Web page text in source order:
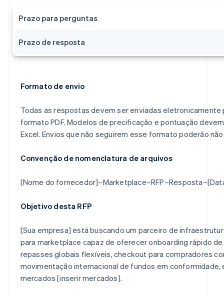
Prazo para perguntas
Prazo de resposta
Formato de envio
Todas as respostas devem ser enviadas eletronicamente
formato PDF. Modelos de precificação e pontuação
Excel. Envios que não seguirem esse formato poderão
Convenção de nomenclatura de arquivos
[Nome do
Objetivo desta RFP
[Sua empresa] está buscando um parceiro de
para marketplace capaz de oferecer onboarding rápido
repasses globais flexíveis, checkout para compradores
movimentação internacional de fundos em conformidade,
mercados [inserir mercados].